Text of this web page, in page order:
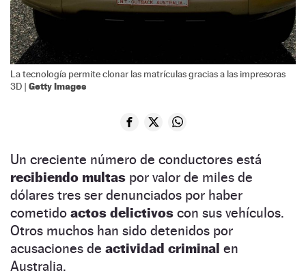
La tecnología permite clonar las matrículas gracias a las impresoras
3D | Getty Images
Un creciente número de conductores está
recibiendo multas por valor de miles de
dólares tres ser denunciados por haber
cometido actos delictivos con sus vehículos.
Otros muchos han sido detenidos por
acusaciones de actividad criminal en
Australia.